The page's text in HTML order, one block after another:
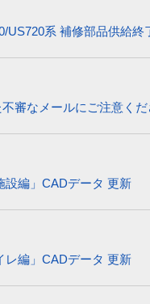
US720系 補修部品供給
審なメールにご注意く
設編」CADデータ 更新
レ編」CADデータ 更新